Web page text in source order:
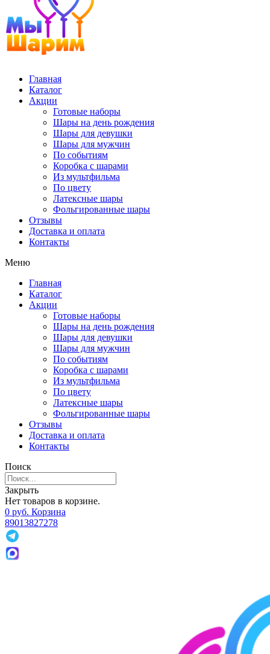
Главная
Каталог
Акции
Готовые наборы
Шары на день рождения
Шары для девушки
Шары для мужчин
По событиям
Коробка с шарами
Из мультфильма
По цвету
Латексные шары
Фольгированные шары
Отзывы
Доставка и оплата
Контакты
Меню
Главная
Каталог
Акции
Готовые наборы
Шары на день рождения
Шары для девушки
Шары для мужчин
По событиям
Коробка с шарами
Из мультфильма
По цвету
Латексные шары
Фольгированные шары
Отзывы
Доставка и оплата
Контакты
Поиск
Закрыть
Нет товаров в корзине.
0 руб. Корзина
89013827278